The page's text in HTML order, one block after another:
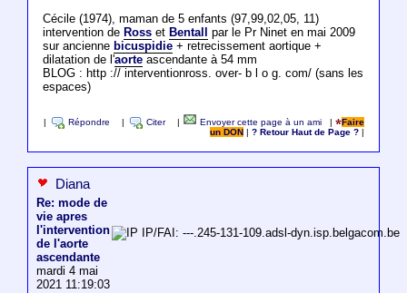
Cécile (1974), maman de 5 enfants (97,99,02,05, 11)
intervention de Rosset Bentall
par le Pr Ninet en mai 2009
sur ancienne bicuspidie+ retrecissement aortique +
dilatation de l'aorteascendante à 54 mm
BLOG : http :// interventionross. over- b l o g. com/ (sans les
espaces)
Répondre Citer Envoyer cette page à un ami |
Faire
un DON
|? Retour Haut de Page ?
Diana
Re: mode de
vie apres
l'intervention
de l'aorte
ascendante
mardi 4 mai
2021 11:19:03
IP/FAI: ---.245-131-109.adsl-dyn.isp.belgacom.be